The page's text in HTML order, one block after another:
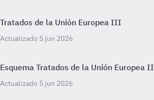
Tratados de la Unión Europea III
Actualizado 5 jun 2026
Esquema Tratados de la Unión Europea II
Actualizado 5 jun 2026